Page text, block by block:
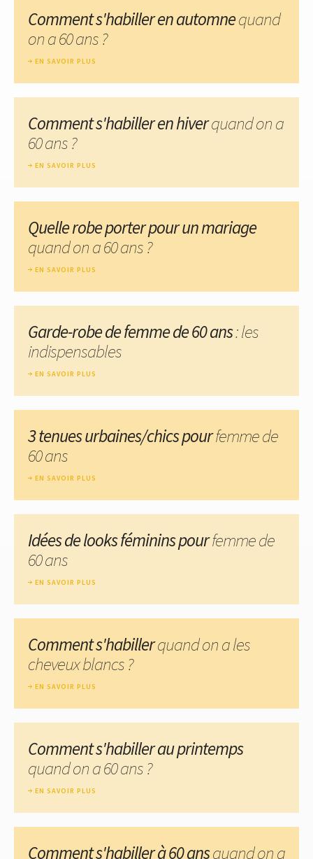
Comment s'habiller en automnequand
on a 60 ans ?
EN SAVOIR PLUS
Comment s'habiller en hiverquand on a
60 ans ?
EN SAVOIR PLUS
Quelle robe porter pour un mariage
quand on a 60 ans ?
EN SAVOIR PLUS
Garde-robe de femme de 60 ans: les
indispensables
EN SAVOIR PLUS
3 tenues urbaines/chics pourfemme de
60 ans
EN SAVOIR PLUS
Idées de looks féminins pourfemme de
60 ans
EN SAVOIR PLUS
Comment s'habillerquand on a les
cheveux blancs ?
EN SAVOIR PLUS
Comment s'habiller au printemps
quand on a 60 ans ?
EN SAVOIR PLUS
Comment s'habiller à 60 ansquand on a